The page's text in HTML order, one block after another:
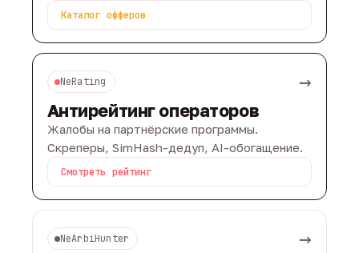
Каталог офферов
NeRating →
Антирейтинг операторов
Жалобы на партнёрские программы.
Скреперы, SimHash-дедуп, AI-обогащение.
Смотреть рейтинг
NeArbiHunter →